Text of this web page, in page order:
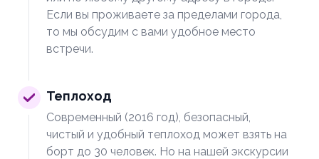
Если вы проживаете за пределами города,
то мы обсудим с вами удобное место
встречи.
Теплоход
Современный (2016 год), безопасный,
чистый и удобный теплоход может взять на
борт до 30 человек. Но на нашей экскурсии